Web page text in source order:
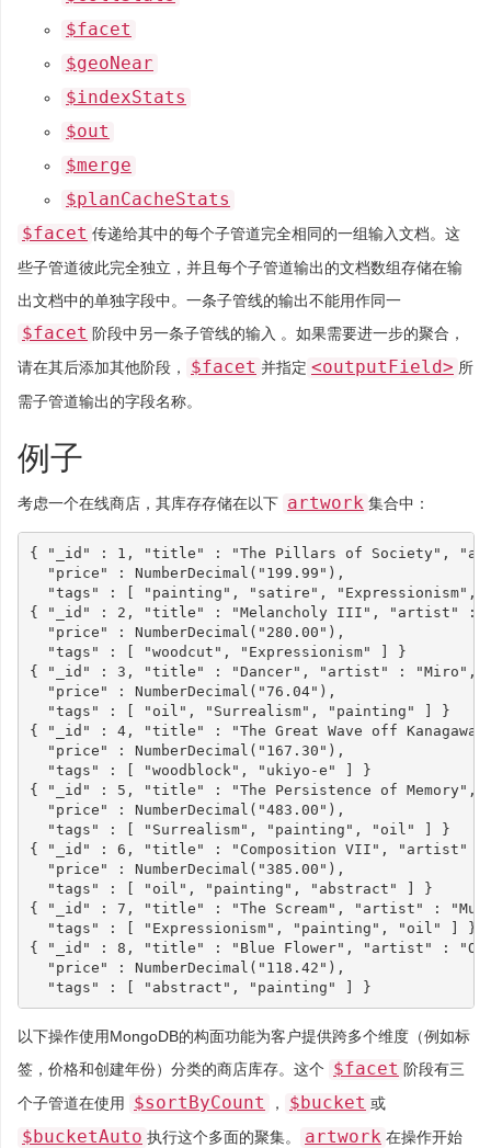
$facet
$geoNear
$indexStats
$out
$merge
$planCacheStats
$facet 传递给其中的每个子管道完全相同的一组输入文档。这
些子管道彼此完全独立，并且每个子管道输出的文档数组存储在输
出文档中的单独字段中。一条子管线的输出不能用作同一
$facet 阶段中另一条子管线的输入 。如果需要进一步的聚合，
请在其后添加其他阶段，
$facet 并指定 <outputField> 所
需子管道输出的字段名称。
例子
考虑一个在线商店，其库存存储在以下 artwork 集合中：
{ "_id" : 1 , "title" : "The Pillars of Society" ,
"price"
: NumberDecimal ( "199.99" ),
"tags"
: [ "painting" , "satire" , "Expressionism" ,
{
"_id" : 2 , "title" : "Melancholy III" , "artist" :
"price"
: NumberDecimal ( "280.00" ),
"tags"
: [ "woodcut" , "Expressionism" ]
}
{
"_id" : 3 , "title" : "Dancer" , "artist" : "Miro" ,
"price"
: NumberDecimal ( "76.04" ),
"tags"
: [ "oil" , "Surrealism" , "painting" ]
}
{
"_id" : 4, "title" : "The Great Wave off Kanagawa"
"price"
: NumberDecimal ( "167.30" ),
"tags"
: [ "woodblock" , "ukiyo-e" ]
}
{
"_id" : 5 , "title" : "The Persistence of Memory" ,
"price"
: NumberDecimal ( "483.00" ),
"tags"
: [ "Surrealism" , "painting" , "oil" ]
}
{
"_id" : 6 , "title" : "Composition VII" , "artist"
"price"
: NumberDecimal ( "385.00" ),
"tags"
: [ "oil" , "painting" , "abstract" ]
}
{
"_id" : 7 , "title" : "The Scream" , "artist" :
"tags"
: [ "Expressionism" , "painting" , "oil" ]
}
{
"_id" : 8 , "title" : "Blue Flower" , "artist" :
"price"
: NumberDecimal ( "118.42" ),
"tags"
: [ "abstract" , "painting" ] }
以下操作使用MongoDB的构面功能为客户提供跨多个维度（例如标
签，价格和创建年份）分类的商店库存。这个
$facet 阶段有三
个子管道在使用
$sortByCount ， $bucket 或
$bucketAuto 执行这个多面的聚集。 artwork 在操作开始